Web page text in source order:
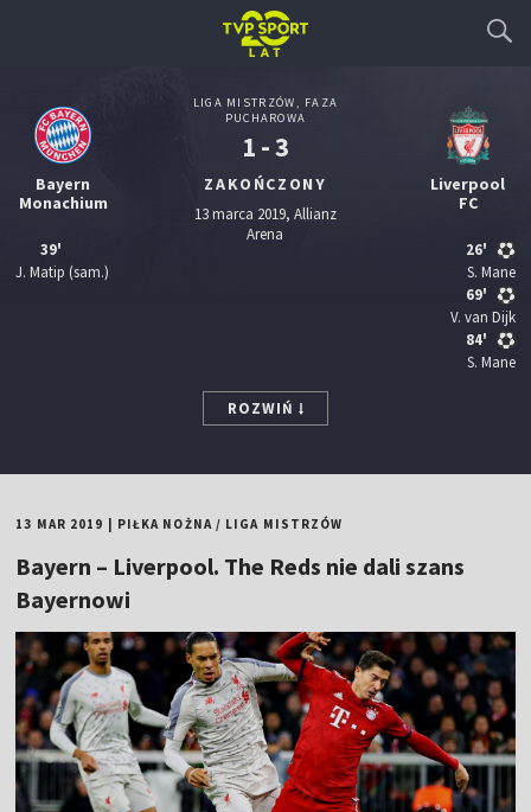
Bayern
Monachium
39'
J. Matip (sam.)
LIGA MISTRZÓW, FAZA
PUCHAROWA
1 - 3
ZAKOŃCZONY
13 marca 2019, Allianz
Arena
Liverpool
FC
26'
S. Mane
69'
V. van Dijk
84'
S. Mane
ROZWIŃ
13 MAR 2019 PIŁKA NOŻNA/ LIGA MISTRZÓW
Bayern – Liverpool. The Reds nie dali szans
Bayernowi